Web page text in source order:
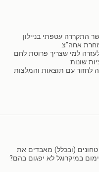
התקררה עטפתי בניילון
אחה"צ.
למי שצריך פרוסת לחם
שונות
לחזור עם תוצאות והמלצות
(ובכלל) מאבדים את
במיקרוגל לא יפגום בהם?